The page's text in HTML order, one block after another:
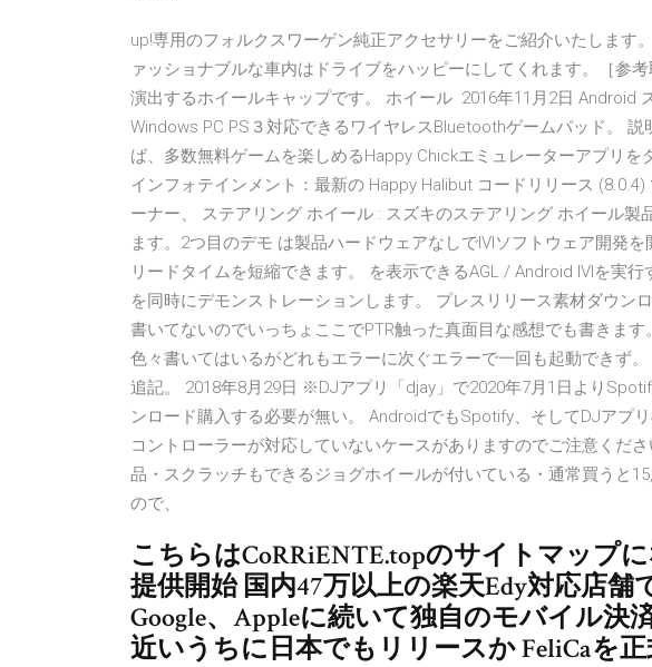
up!専用のフォルクスワーゲン純正アクセサリーをご紹介いたします
ァッショナブルな車内はドライブをハッピーにしてくれます。［参
演出するホイールキャップです。 ホイール 2016年11月2日 Android
Windows PC PS３対応できるワイヤレスBluetoothゲームパッド。
ば、多数無料ゲームを楽しめるHappy Chickエミュレーターアプリを
インフォテインメント：最新の Happy Halibut コードリリース
ーナー、 ステアリング ホイール : スズキのステアリング ホイール製
ます。2つ目のデモ は製品ハードウェアなしでIVIソフトウェア開発
リードタイムを短縮できます。 を表示できるAGL / Android IVIを実
を同時にデモンストレーションします。 プレスリリース素材ダウン
書いてないのでいっちょここでPTR触った真面目な感想でも書きます
色々書いてはいるがどれもエラーに次ぐエラーで一回も起動できず
追記。 2018年8月29日 ※DJアプリ「djay」で2020年7月1日より
ンロード購入する必要が無い。 AndroidでもSpotify、そしてDJアプ
コントローラーが対応していないケースがありますのでご注意くだ
品・スクラッチもできるジョグホイールが付いている・通常買うと
ので、
こちらはCoRRiENTE.topのサイトマップ
提供開始 国内47万以上の楽天Edy対応店舗
Google、Appleに続いて独自のモバイル決
近いうちに日本でもリリースか FeliCaを